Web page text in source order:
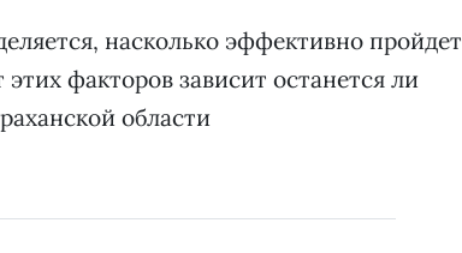
насколько эффективно пройдет
факторов зависит останется ли
области